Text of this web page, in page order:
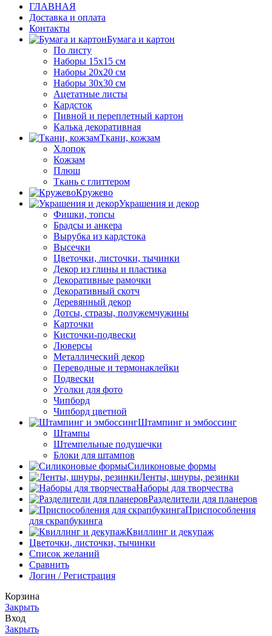
ГЛАВНАЯ
Доставка и оплата
Контакты
Бумага и картон
По листу
Наборы 15х15 см
Наборы 20х20 см
Наборы 30х30 см
Ацетатные листы
Кардсток
Пивной и переплетный картон
Калька декоративная
Ткани, кожзам
Хлопок
Кожзам
Плюш
Ткань с глиттером
Кружево
Украшения и декор
Фишки, топсы
Брадсы и анкера
Вырубка из кардстока
Высечки
Цветочки, листочки, тычинки
Декор из глины и пластика
Декоративные рамочки
Декоративный скотч
Деревянный декор
Дотсы, стразы, полужемчужины
Карточки
Кисточки-подвески
Люверсы
Металлический декор
Переводные и термонаклейки
Подвески
Уголки для фото
Чипборд
Чипборд цветной
Штампинг и эмбоссинг
Штампы
Штемпельные подушечки
Блоки для штампов
Силиконовые формы
Ленты, шнуры, резинки
Наборы для творчества
Разделители для планеров
Приспособления
для скрапбукинга
Квиллинг и декупаж
Цветочки, листочки, тычинки
Список желаний
Сравнить
Логин / Регистрация
Корзина
Закрыть
Вход
Закрыть